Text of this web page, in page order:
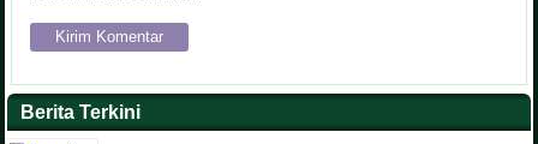
Berita Terkini